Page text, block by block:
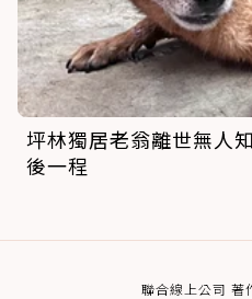
坪林獨居老翁離世無人
後一程
聯合線上公司